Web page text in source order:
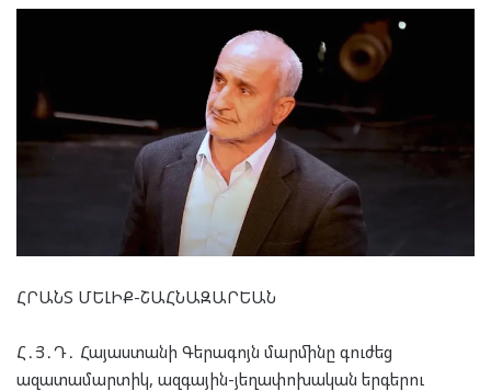
ՀՐԱՆՏ ՄԵԼԻՔ-ՇԱՀՆԱԶԱՐԵԱՆ
Հ․Յ․Դ․ Հայաստանի Գերագոյն մարմինը գուժեց
ազատամարտիկ, ազգային-յեղափոխական երգերու